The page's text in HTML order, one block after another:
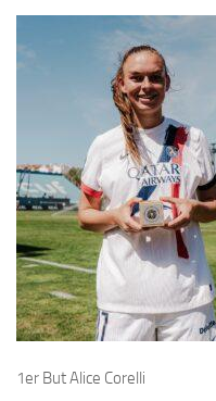
1er ButAlice Corelli